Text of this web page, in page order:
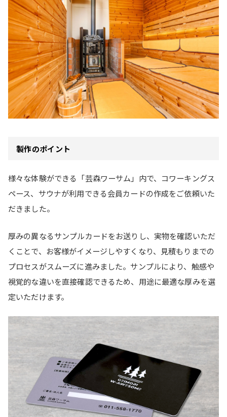
製作のポイント
様々な体験ができる「芸森ワーサム」内で、コワーキングス
ペース、サウナが利用できる会員カードの作成をご依頼いた
だきました。
厚みの異なるサンプルカードをお送りし、実物を確認いただ
くことで、お客様がイメージしやすくなり、見積もりまでの
プロセスがスムーズに進みました。サンプルにより、触感や
視覚的な違いを直接確認できるため、用途に最適な厚みを選
定いただけます。